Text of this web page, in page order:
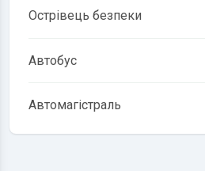
Острівець безпеки
Автобус
Автомагістраль